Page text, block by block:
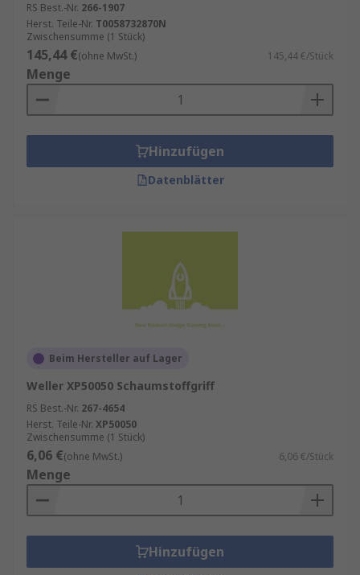
RS Best.-Nr. 266-1907
Herst. Teile-Nr. T0058732870N
Zwischensumme (1 Stück)
145,44 €(ohne MwSt.) 145,44 €/Stück
Menge
Hinzufügen
Datenblätter
Beim Hersteller auf Lager
Weller XP50050 Schaumstoffgriff
RS Best.-Nr. 267-4654
Herst. Teile-Nr. XP50050
Zwischensumme (1 Stück)
6,06 €(ohne MwSt.) 6,06 €/Stück
Menge
Hinzufügen